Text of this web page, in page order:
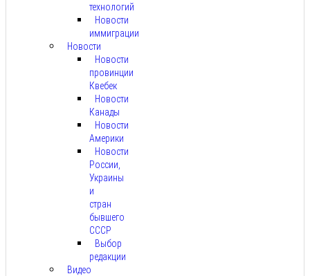
технологий
Новости
иммиграции
Новости
Новости
провинции
Квебек
Новости
Канады
Новости
Америки
Новости
России,
Украины
и
стран
бывшего
СССР
Выбор
редакции
Видео